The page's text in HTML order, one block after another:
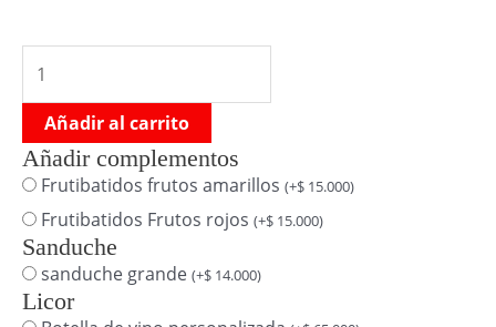
Añadir al carrito
Añadir complementos
Frutibatidos frutos amarillos (+$ 15.000)
Frutibatidos Frutos rojos (+$ 15.000)
Sanduche
sanduche grande (+$ 14.000)
Licor